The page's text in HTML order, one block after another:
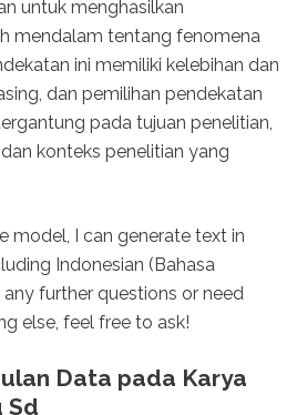
untuk menghasilkan
mendalam tentang fenomena
ini memiliki kelebihan dan
dan pemilihan pendekatan
pada tujuan penelitian,
konteks penelitian yang
model, I can generate text in
Indonesian (Bahasa
any further questions or need
else, feel free to ask!
Data pada Karya
Sd